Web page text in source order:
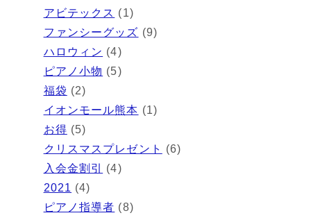
アビテックス (1)
ファンシーグッズ (9)
ハロウィン (4)
ピアノ小物 (5)
福袋 (2)
イオンモール熊本 (1)
お得 (5)
クリスマスプレゼント
(6)
入会金割引
(4)
2021 (4)
ピアノ指導者 (8)